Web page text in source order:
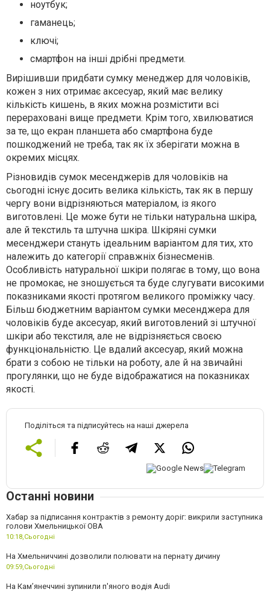
ноутбук;
гаманець;
ключі;
смартфон на інші дрібні предмети.
Вирішивши придбати сумку менеджер для чоловіків,
кожен з них отримає аксесуар, який має велику
кількість кишень, в яких можна розмістити всі
перераховані вище предмети. Крім того, хвилюватися
за те, що екран планшета або смартфона буде
пошкоджений не треба, так як їх зберігати можна в
окремих місцях.
Різновидів сумок месенджерів для чоловіків на
сьогодні існує досить велика кількість, так як в першу
чергу вони відрізняються матеріалом, із якого
виготовлені. Це може бути не тільки натуральна шкіра,
але й текстиль та штучна шкіра. Шкіряні сумки
месенджери стануть ідеальним варіантом для тих, хто
належить до категорії справжніх бізнесменів.
Особливість натуральної шкіри полягає в тому, що вона
не промокає, не зношується та буде слугувати високими
показниками якості протягом великого проміжку часу.
Більш бюджетним варіантом сумки месенджера для
чоловіків буде аксесуар, який виготовлений зі штучної
шкіри або текстиля, але не відрізняється своєю
функціональністю. Це вдалий аксесуар, який можна
брати з собою не тільки на роботу, але й на звичайні
прогулянки, що не буде відображатися на показниках
якості.
Поділіться та підписуйтесь на наші джерела
Останні новини
Хабар за підписання контрактів з ремонту доріг: викрили заступника
голови Хмельницької ОВА
10:18,Сьогодні
На Хмельниччині дозволили полювати на пернату дичину
09:59,Сьогодні
На Камʼянеччині зупинили п'яного водія Audi